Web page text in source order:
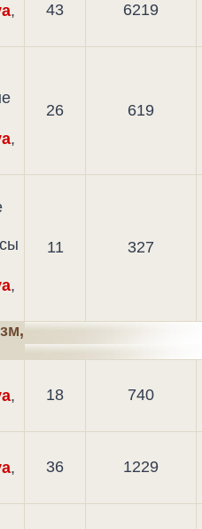
,
43 6219
,
26 619
,
11 327
,
18 740
,
36 1229